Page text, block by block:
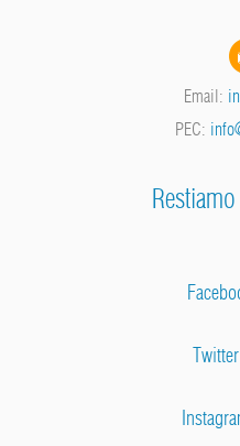
Email:
PEC: